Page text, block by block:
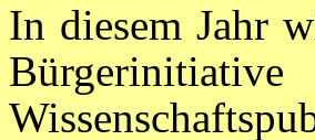
In diesem Jahr